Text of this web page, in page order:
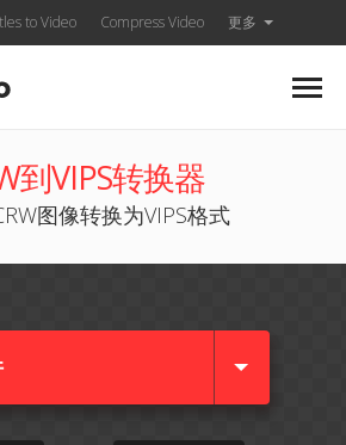
to Video Compress Video 更多
到VIPS转换器
图像转换为VIPS格式